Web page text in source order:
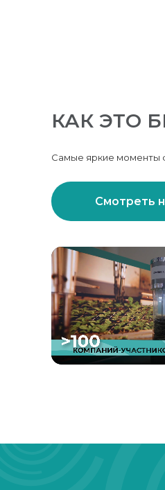
КАК ЭТО
Самые яркие моменты
Смотреть